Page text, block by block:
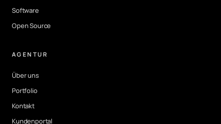
Software
Open Source
AGENTUR
Über uns
Portfolio
Kontakt
Kundenportal